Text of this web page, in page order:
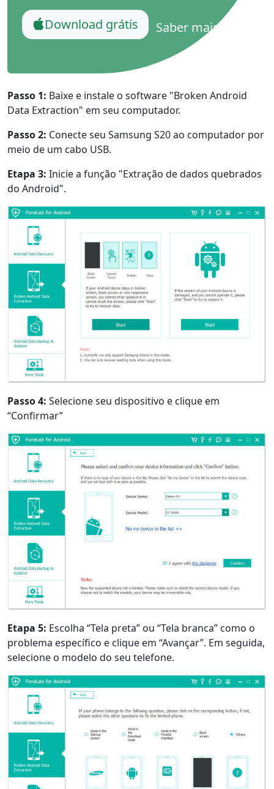
Download grátis Saber mais
Passo 1: Baixe e instale o software "Broken Android
Data Extraction" em seu computador.
Passo 2: Conecte seu Samsung S20 ao computador por
meio de um cabo USB.
Etapa 3: Inicie a função "Extração de dados quebrados
do Android".
Passo 4: Selecione seu dispositivo e clique em
“Confirmar”
Etapa 5: Escolha “Tela preta” ou “Tela branca” como o
problema específico e clique em “Avançar”. Em seguida,
selecione o modelo do seu telefone.